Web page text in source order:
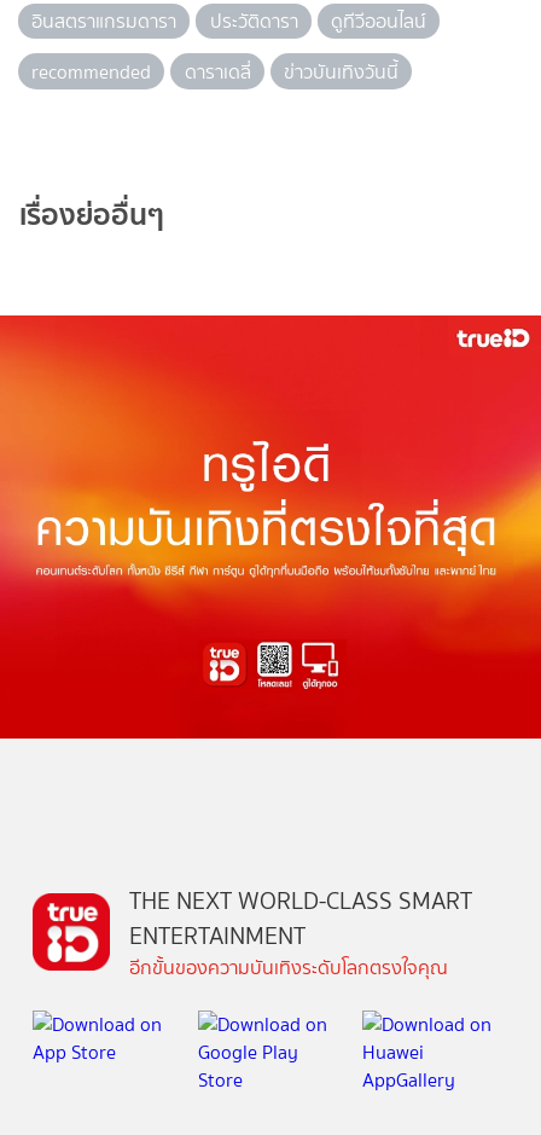
อินสตราแกรมดารา
ประวัติดารา
ดูทีวีออนไลน์
recommended
ดาราเดลี่ ข่าวบันเทิงวันนี้
เรื่องย่ออื่นๆ
THE NEXT WORLD-CLASS SMART
ENTERTAINMENT
อีกขั้นของความบันเทิงระดับโลกตรงใจคุณ